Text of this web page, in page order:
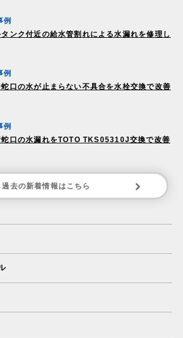
例
タンク付近の給水管割れによる水漏れを修理し
例
蛇口の水が止まらない不具合を水栓交換で改善
例
蛇口の水漏れをTOTO TKS05310J交換で改善
過去の新着情報はこちら